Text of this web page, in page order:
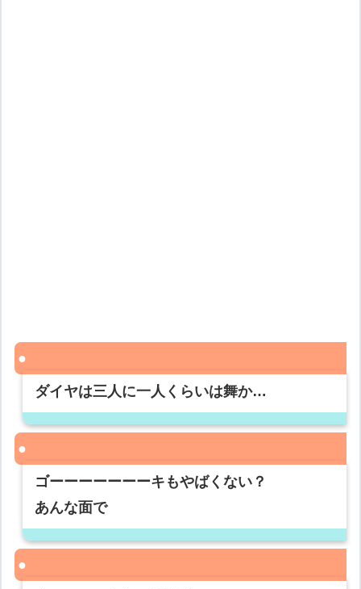
ダイヤは三人に一人くらいは舞か…
ゴーーーーーーーキもやばくない？
あんな面で